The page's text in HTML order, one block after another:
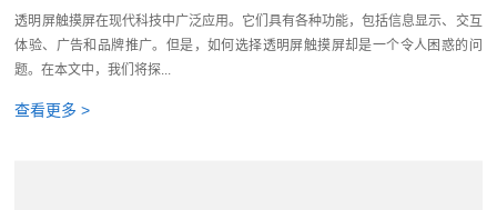
透明屏触摸屏在现代科技中广泛应用。它们具有各种功能，包括信息显示、交互
体验、广告和品牌推广。但是，如何选择透明屏触摸屏却是一个令人困惑的问
题。在本文中，我们将探...
查看更多 >